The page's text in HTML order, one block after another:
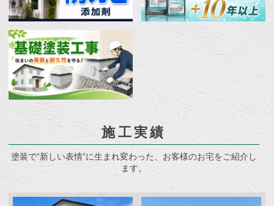
施工実績
塗装で“新しい表情”に生まれ変わった、お客様のお宅をご紹介し
ます。